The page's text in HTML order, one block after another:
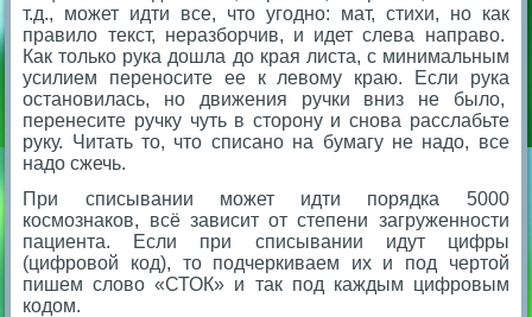
т.д., может идти все, что угодно: мат, стихи, но как
правило текст, неразборчив, и идет слева направо.
Как только рука дошла до края листа, с минимальным
усилием переносите ее к левому краю. Если рука
остановилась, но движения ручки вниз не было,
перенесите ручку чуть в сторону и снова расслабьте
руку. Читать то, что списано на бумагу не надо, все
надо сжечь.
При списывании может идти порядка 5000
космознаков, всё зависит от степени загруженности
пациента. Если при списывании идут цифры
(цифровой код), то подчеркиваем их и под чертой
пишем слово «СТОК» и так под каждым цифровым
кодом.